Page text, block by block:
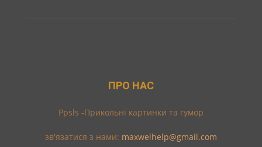
ПРО НАС
Ppsls -Прикольні картинки та гумор
зв'язатися з нами: maxwelhelp@gmail.com